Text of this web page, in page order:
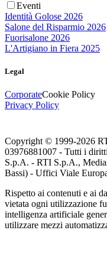
Eventi
Identità Golose 2026
Salone del Risparmio 2026
Fuorisalone 2026
L'Artigiano in Fiera 2025
Legal
CorporateCookie Policy
Privacy Policy
Copyright © 1999-2026
03976881007 - Tutti i
S.p.A. - RTI S.p.A.,
Bassi) - Uffici Viale
Rispetto ai contenuti e ai
vietata ogni utilizzazione
intelligenza artificiale
utilizzare mezzi